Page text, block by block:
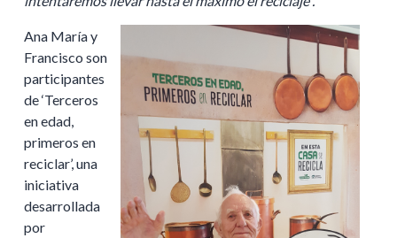
Ana María y
Francisco son
participantes
de ‘Terceros
en edad,
primeros en
reciclar’, una
iniciativa
desarrollada
por